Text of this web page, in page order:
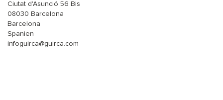
Ciutat d'Asunció 56 Bis
08030 Barcelona
Barcelona
Spanien
infoguirca@guirca.com